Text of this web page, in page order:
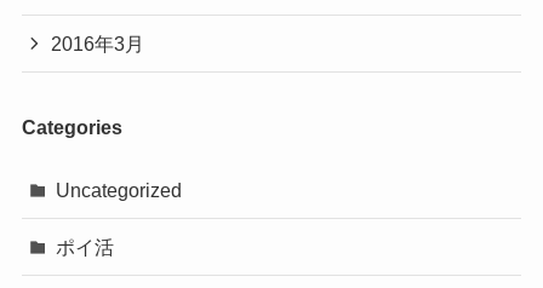
2016年3月
Categories
Uncategorized
ポイ活